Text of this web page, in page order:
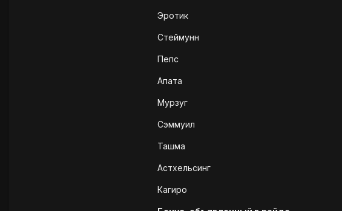
Эротик
Стеймунн
Пепс
Апата
Мурзуг
Сэммуил
Ташма
Астхельсинг
Кагиро